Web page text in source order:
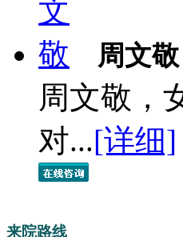
周文敬
周文敬，
对...[详细]
来院路线